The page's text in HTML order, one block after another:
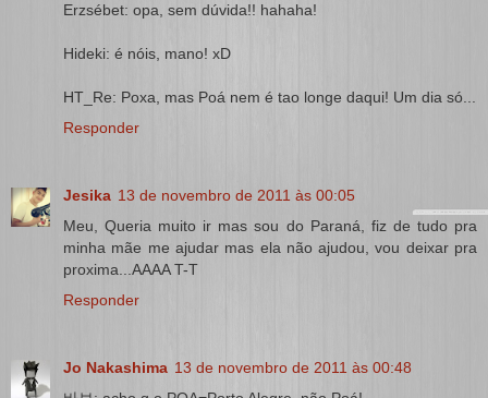
Erzsébet: opa, sem dúvida!! hahaha!
Hideki: é nóis, mano! xD
HT_Re: Poxa, mas Poá nem é tao longe daqui! Um dia só...
Responder
Jesika 13 de novembro de 2011 às 00:05
Meu, Queria muito ir mas sou do Paraná, fiz de tudo pra
minha mãe me ajudar mas ela não ajudou, vou deixar pra
proxima...AAAA T-T
Responder
Jo Nakashima 13 de novembro de 2011 às 00:48